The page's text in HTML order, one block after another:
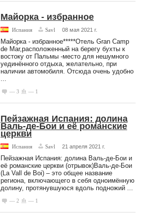
Майорка - избранное
Испания Savl 08 мая 2021 г.
Майорка - избранное*****Отель Gran Camp
de Mar,расположенный на берегу бухты к
востоку от Пальмы -место для нешумного
уединённого отдыха, желательно, при
наличии автомобиля. Отсюда очень удобно
...
— 3 — 1
Пейзажная Испания: долина
Валь-де-Бои и её романские
церкви
Испания Savl 21 апреля 2021 г.
Пейзажная Испания: долина Валь-де-Бои и
её романские церкви (отрывок)Валь-де-Бои
(La Vall de Boi) – это общее название
региона, включающего в себя одноимённую
долину, протянувшуюся вдоль подножий ...
— 2 — 1